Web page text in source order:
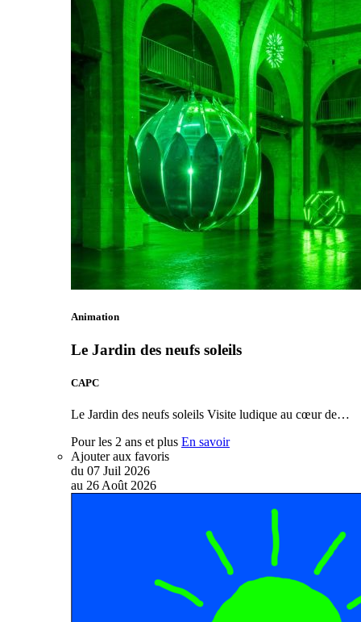
Animation
Le Jardin des neufs soleils
CAPC
Le Jardin des neufs soleils Visite ludique au cœur de…
Pour les 2 ans et plus En savoir
Ajouter aux favoris
du 07 Juil 2026
au 26 Août 2026